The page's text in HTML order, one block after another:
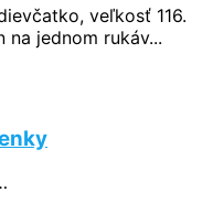
veľkosť 116.
na jednom rukáv...